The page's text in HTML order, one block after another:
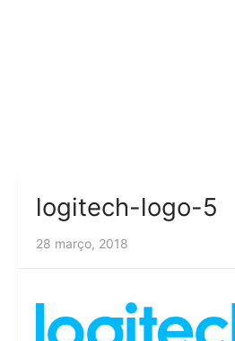
logitech-logo-5
28 março, 2018